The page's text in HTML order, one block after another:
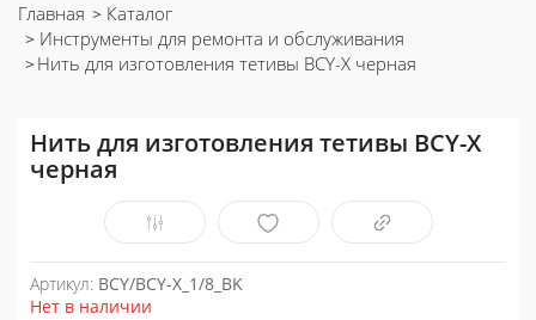
Главная
Каталог
Инструменты для ремонта и обслуживания
Нить для изготовления тетивы BCY-X черная
Нить для изготовления тетивы BCY-X
черная
Артикул: BCY/BCY-X_1/8_BK
Нет в наличии